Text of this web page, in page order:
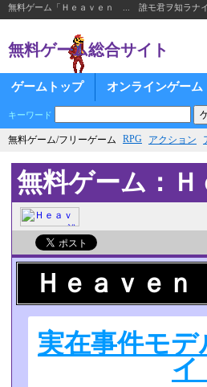
無料ゲーム「Ｈｅａｖｅｎ ... 誰モ君ヲ知ラナ
無料ゲーム総合サイト
ゲームトップ オンラインゲーム
キーワード
無料ゲーム/フリーゲーム RPG アクション
無料ゲーム：
Ｈｅａｖｅ
実在事件モ